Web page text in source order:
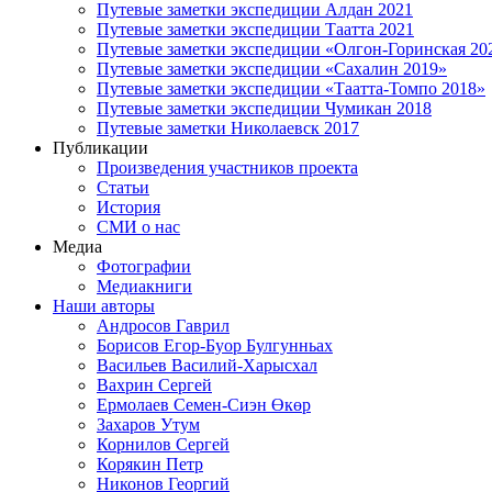
Путевые заметки экспедиции Алдан 2021
Путевые заметки экспедиции Таатта 2021
Путевые заметки экспедиции «Олгон-Горинская
Путевые заметки экспедиции «Сахалин 2019»
Путевые заметки экспедиции «Таатта-Томпо 2018»
Путевые заметки экспедиции Чумикан 2018
Путевые заметки Николаевск 2017
Публикации
Произведения участников проекта
Статьи
История
СМИ о нас
Медиа
Фотографии
Медиакниги
Наши авторы
Андросов Гаврил
Борисов Егор-Буор Булгунньах
Васильев Василий-Харысхал
Вахрин Сергей
Ермолаев Семен-Сиэн Өкөр
Захаров Утум
Корнилов Сергей
Корякин Петр
Никонов Георгий